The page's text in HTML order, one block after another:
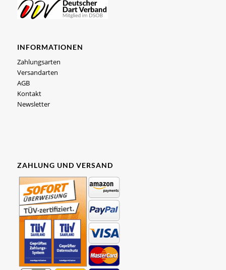
INFORMATIONEN
Zahlungsarten
Versandarten
AGB
Kontakt
Newsletter
ZAHLUNG UND VERSAND